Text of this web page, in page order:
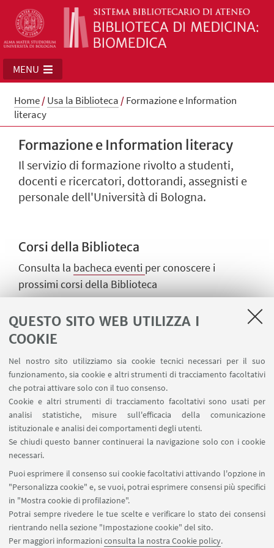
QUESTO SITO WEB UTILIZZA I
COOKIE
Nel nostro sito utilizziamo sia cookie tecnici necessari per il suo
funzionamento, sia cookie e altri strumenti di tracciamento facoltativi
che potrai attivare solo con il tuo consenso.
Cookie e altri strumenti di tracciamento facoltativi sono usati per
analisi statistiche, misure sull'efficacia della comunicazione
istituzionale e analisi dei comportamenti degli utenti.
Se chiudi questo banner continuerai la navigazione solo con i cookie
necessari.
Puoi esprimere il consenso sui cookie facoltativi attivando l'opzione in
"Personalizza cookie" e, se vuoi, potrai esprimere consensi più specifici
in "Mostra cookie di profilazione".
Potrai sempre rivedere le tue scelte e verificare lo stato dei consensi
rientrando nella sezione "Impostazione cookie" del sito.
Per maggiori informazioniconsulta la nostra Cookie policy.
MENU
Home/Usa la Biblioteca /Formazione e Information
literacy
Formazione e Information literacy
Il servizio di formazione rivolto a studenti,
docenti e ricercatori, dottorandi, assegnisti e
personale dell'Università di Bologna.
Corsi della Biblioteca
Consulta la bacheca eventi per conoscere i
prossimi corsi della Biblioteca
dell'Ateneo
dell'Ateneo
Corsi e tutorial online
Corso di Information Literacy(Alfabetizzazione
Informativa)